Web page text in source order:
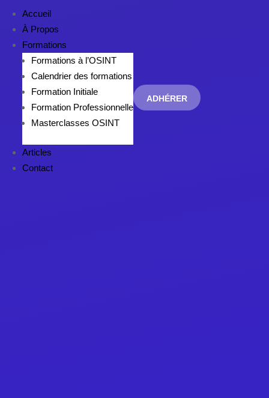
Accueil
À Propos
Formations
Formations à l’OSINT
Calendrier des formations
Formation Initiale
Formation Professionnelle
Masterclasses OSINT
Articles
Contact
ADHÉRER